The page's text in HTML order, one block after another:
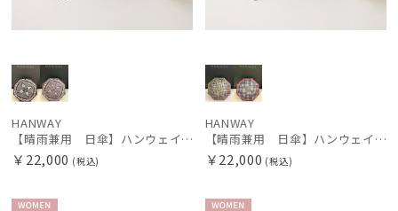
POLO RALPH LAUREN
HANWAY
【晴雨兼用 日傘】ハンウェイ（ＨＡＮＷＡＹ）Vestido de frida（べスティード・デ・フリーダ）
￥22,000 (税込)
HANWAY
【晴雨兼用 日傘】ハンウェイ（ＨＡＮＷＡＹ）Dia de los muertos（ディア・デ・マートス）
￥22,000 (税込)